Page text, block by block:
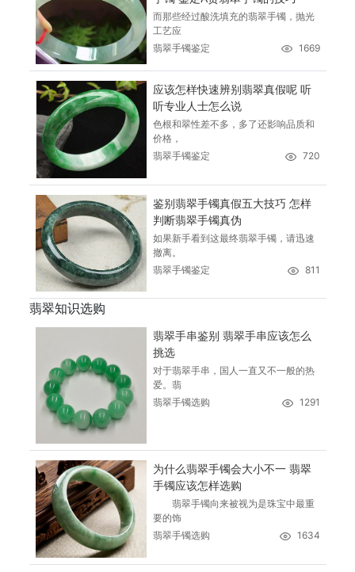
而那些经过酸洗填充的翡翠手镯，抛光
工艺应
翡翠手镯鉴定
1669
应该怎样快速辨别翡翠真假呢 听
听专业人士怎么说
色根和翠性差不多，多了还影响品质和
价格，
翡翠手镯鉴定
720
鉴别翡翠手镯真假五大技巧 怎样
判断翡翠手镯真伪
如果新手看到这最终翡翠手镯，请迅速
撤离。
翡翠手镯鉴定
811
翡翠知识选购
翡翠手串鉴别 翡翠手串应该怎么
挑选
对于翡翠手串，国人一直又不一般的热
爱。翡
翡翠手镯选购
1291
为什么翡翠手镯会大小不一 翡翠
手镯应该怎样选购
翡翠手镯向来被视为是珠宝中最重
要的饰
翡翠手镯选购
1634